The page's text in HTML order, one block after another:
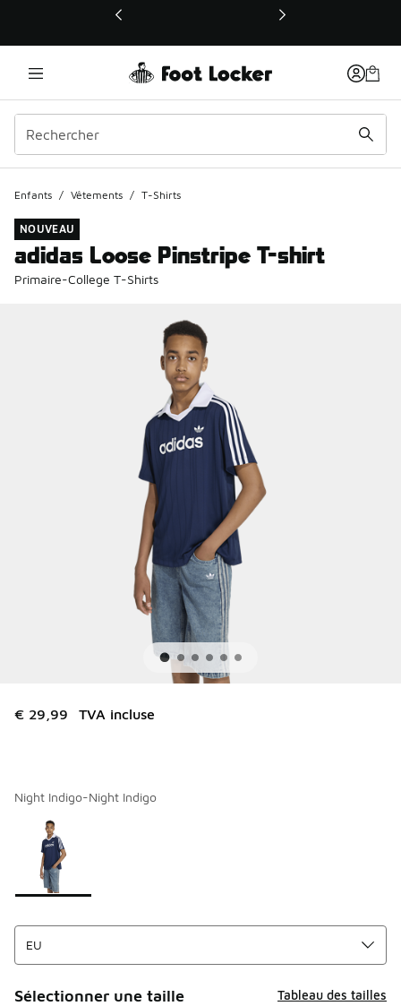
Ce lien ouvrira une nouvelle fenêtre
Enfants / Vêtements / T-Shirts
NOUVEAU
adidas Loose Pinstripe T-shirt
Primaire-College T-Shirts
€ 29,99 TVA incluse
Night Indigo-Night Indigo
Page 1 sur 1 affichant 1 à 1 des 1 couleurs.
Merci de sélectionner un style
Sélectionner une taille Tableau des tailles